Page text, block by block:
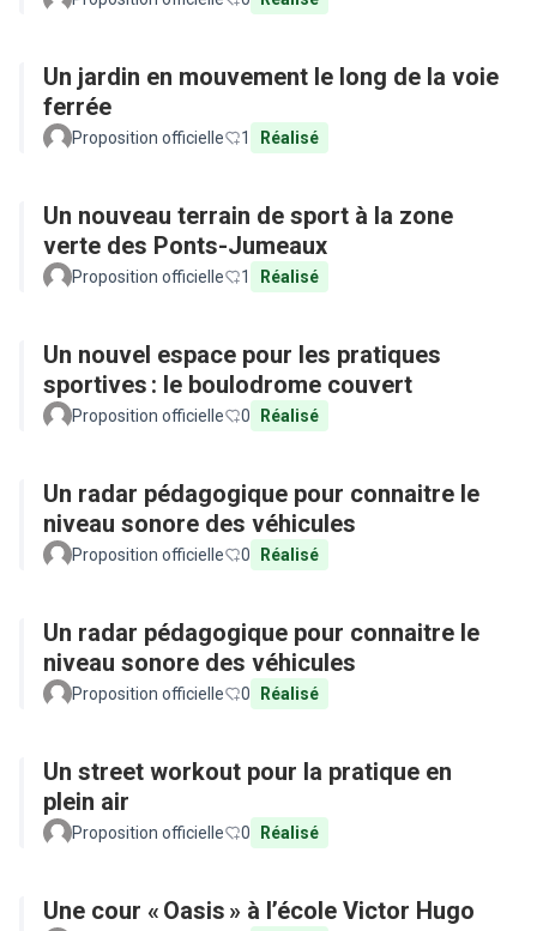
Un jardin en mouvement le long de la voie
ferrée
Proposition officielle 1 Réalisé
Un nouveau terrain de sport à la zone
verte des Ponts-Jumeaux
Proposition officielle 1 Réalisé
Un nouvel espace pour les pratiques
sportives : le boulodrome couvert
Proposition officielle 0 Réalisé
Un radar pédagogique pour connaitre le
niveau sonore des véhicules
Proposition officielle 0 Réalisé
Un radar pédagogique pour connaitre le
niveau sonore des véhicules
Proposition officielle 0 Réalisé
Un street workout pour la pratique en
plein air
Proposition officielle 0 Réalisé
Une cour « Oasis » à l’école Victor Hugo